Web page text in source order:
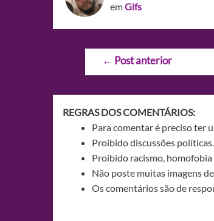
emGifs
Navegação
← Post anterior
REGRAS DOS COMENTÁRIOS:
Para comentar é preciso ter
Proibido discussões políticas.
Proibido racismo,
Não poste muitas imagens
Os comentários são de